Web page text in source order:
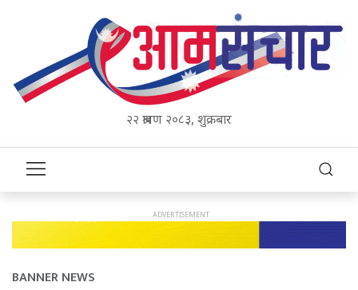
२२ श्रावण २०८३, शुक्रबार
BANNER NEWS